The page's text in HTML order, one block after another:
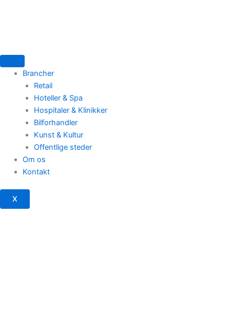
Brancher
Retail
Hoteller & Spa
Hospitaler & Klinikker
Bilforhandler
Kunst & Kultur
Offentlige steder
Om os
Kontakt
X